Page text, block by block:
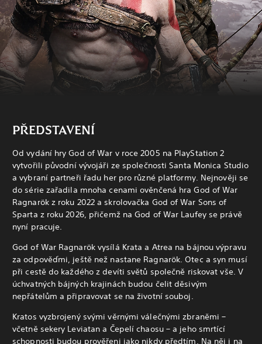
PŘEDSTAVENÍ
Od vydání hry God of War v roce 2005 na PlayStation 2
vytvořili původní vývojáři ze společnosti Santa Monica Studio
a vybraní partneři řadu her pro různé platformy. Nejnověji se
do série zařadila mnoha cenami ověnčená hra God of War
Ragnarök z roku 2022 a skrolovačka God of War Sons of
Sparta z roku 2026, přičemž na God of War Laufey se právě
nyní pracuje.
God of War Ragnarök vysílá Krata a Atrea na bájnou výpravu
za odpověďmi, ještě než nastane Ragnarök. Otec a syn musí
při cestě do každého z devíti světů společně riskovat vše. V
úchvatných bájných krajinách budou čelit děsivým
nepřátelům a připravovat se na životní souboj.
Kratos vyzbrojený svými věrnými válečnými zbraněmi –
včetně sekery Leviatan a Čepelí chaosu – a jeho smrtící
schopnosti budou prověřeni jako nikdy předtím. Na něj i na